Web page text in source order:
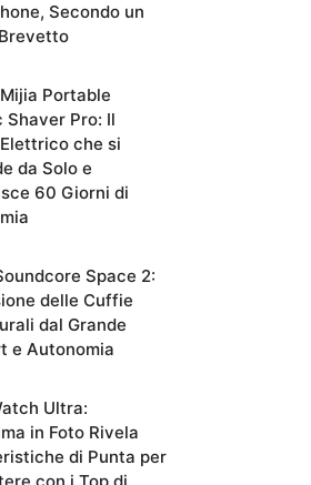
Secondo un
Portable
Shaver Pro: Il
che si
da Solo e
60 Giorni di
Space 2:
delle Cuffie
dal Grande
e Autonomia
Ultra:
in Foto Rivela
di Punta per